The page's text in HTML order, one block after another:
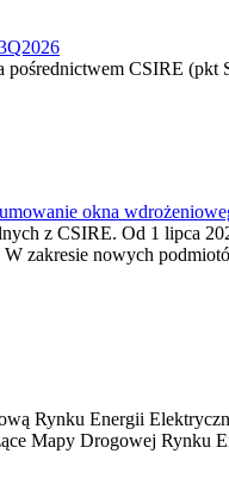
CSIRE
okna
z CSIRE. Od 1 lipca
zakresie nowych
Rynku Energii
Mapy Drogowej Rynku